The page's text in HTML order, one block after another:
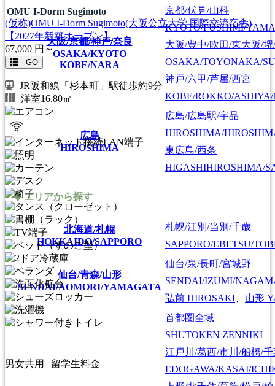
大阪/京都/神戸/奈良
OSAKA/KYOTO
KOBE/NARA
京都/伏見/山科
KYOTO/FUSHIMI/
大阪/豊中/吹田/東大阪/
OSAKA/TOYONAKA/
神戸/六甲/芦屋/西宮
KOBE/ROKKO/
広島
HIROSHIMA
広島/広島駅/宇品
HIROSHIMA/
東広島/西条
HIGASHIHIROSHIMA/
エリアから探す
北海道/札幌
HOKKAIDO/SAPPORO
札幌/江別/当別/千歳
SAPPORO/EBETSU/
仙台/青森/山形
SENDAI/AOMORI/YAMAGATA
仙台/泉/長町/宮城野
SENDAI/IZUMI/
弘前 HIROSAKI 山形
首都圏全域
SHUTOKEN ZENNIKI
江戸川/葛西/市川/船橋/千
EDOGAWA/KASAI/
OMU I-Dorm Sugimoto
(仮称)OMU I-Dorm Sugimoto(大阪公立大学 国際交流宿舎)
【2027年新築オープン】
67,000 円～
GO
JR阪和線「杉本町」駅徒歩約9分
洋室16.80㎡
男女共用 留学生料金